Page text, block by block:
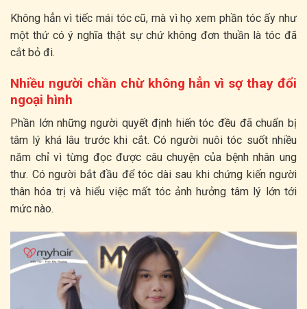
Không hẳn vì tiếc mái tóc cũ, mà vì họ xem phần tóc ấy như
một thứ có ý nghĩa thật sự chứ không đơn thuần là tóc đã
cắt bỏ đi.
Nhiều người chần chừ không hẳn vì sợ thay đổi
ngoại hình
Phần lớn những người quyết định hiến tóc đều đã chuẩn bị
tâm lý khá lâu trước khi cắt. Có người nuôi tóc suốt nhiều
năm chỉ vì từng đọc được câu chuyện của bệnh nhân ung
thư. Có người bắt đầu để tóc dài sau khi chứng kiến người
thân hóa trị và hiểu việc mất tóc ảnh hưởng tâm lý lớn tới
mức nào.